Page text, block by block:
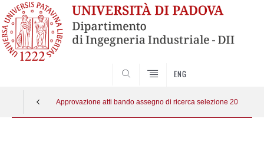
ENG
Approvazione atti bando assegno di ricerca selezione